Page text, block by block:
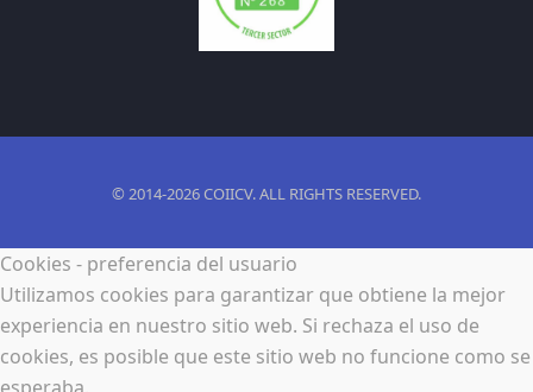
© 2014-2026 COIICV. ALL RIGHTS RESERVED.
Cookies - preferencia del usuario
Utilizamos cookies para garantizar que obtiene la mejor
experiencia en nuestro sitio web. Si rechaza el uso de
cookies, es posible que este sitio web no funcione como se